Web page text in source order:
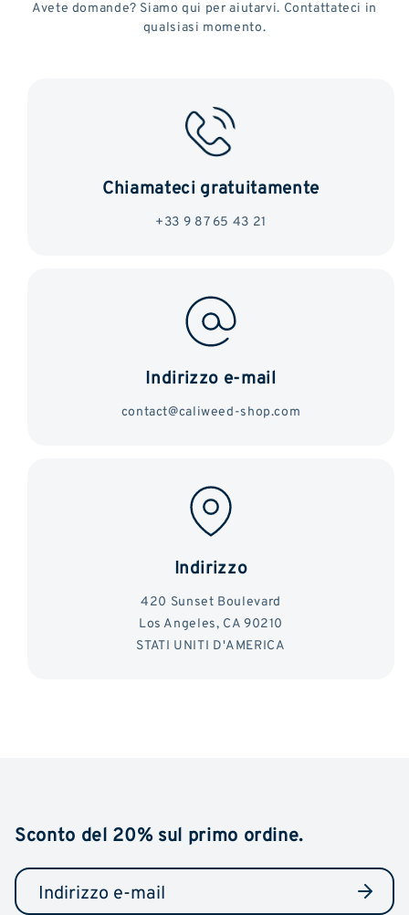
Avete domande? Siamo qui per aiutarvi. Contattateci in
qualsiasi momento.
Chiamateci gratuitamente
+33 9 87 65 43 21
Indirizzo e-mail
contact@caliweed-shop.com
Indirizzo
420 Sunset Boulevard
Los Angeles, CA 90210
STATI UNITI D'AMERICA
Sconto del 20% sul primo ordine.